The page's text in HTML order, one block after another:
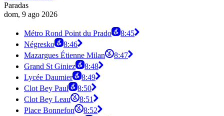
Paradas
dom, 9 ago 2026
Métro Rond Point du Prado
8:45
Négresko
8:46
Mazargues Étienne Milan
8:47
Grand St Giniez
8:48
Lycée Daumier
8:49
Clot Bey Paul
8:50
Clot Bey Leau
8:51
Place Bonnefon
8:52